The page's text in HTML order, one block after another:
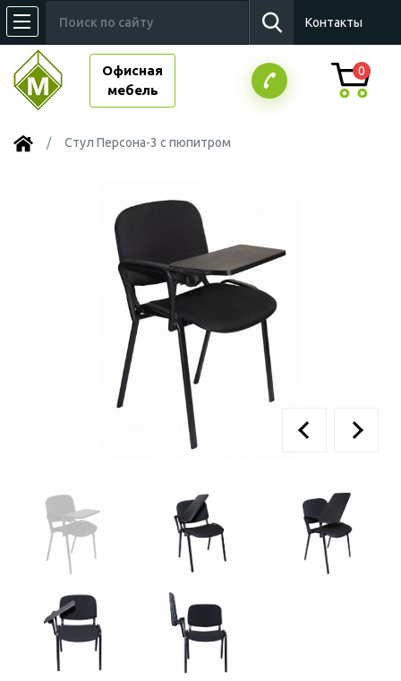
Контакты
Офисная
мебель
0
Стул Персона-3 с пюпитром